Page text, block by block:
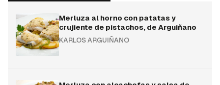
Merluza al horno con patatas y
crujiente de pistachos, de Arguiñano
KARLOS ARGUIÑANO